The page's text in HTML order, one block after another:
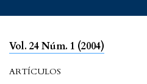
Vol. 24 Núm. 1 (2004)
ARTÍCULOS